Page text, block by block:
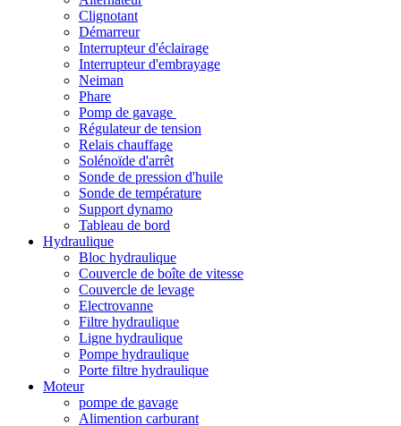
Clignotant
Démarreur
Interrupteur d'éclairage
Interrupteur d'embrayage
Neiman
Phare
Pomp de gavage
Régulateur de tension
Relais chauffage
Solénoïde d'arrêt
Sonde de pression d'huile
Sonde de température
Support dynamo
Tableau de bord
Hydraulique
Bloc hydraulique
Couvercle de boîte de vitesse
Couvercle de levage
Electrovanne
Filtre hydraulique
Ligne hydraulique
Pompe hydraulique
Porte filtre hydraulique
Moteur
pompe de gavage
Alimention carburant